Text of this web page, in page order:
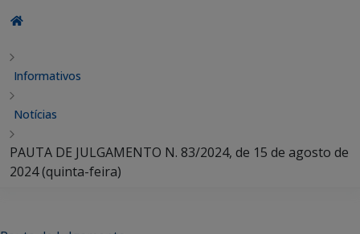
Informativos
Notícias
PAUTA DE JULGAMENTO N. 83/2024, de 15 de agosto de
2024 (quinta-feira)